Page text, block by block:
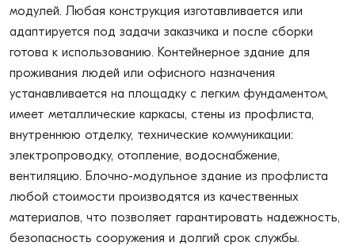
модулей. Любая конструкция изготавливается или
адаптируется под задачи заказчика и после сборки
готова к использованию. Контейнерное здание для
проживания людей или офисного назначения
устанавливается на площадку с легким фундаментом,
имеет металлические каркасы, стены из профлиста,
внутреннюю отделку, технические коммуникации:
электропроводку, отопление, водоснабжение,
вентиляцию. Блочно-модульное здание из профлиста
любой стоимости производятся из качественных
материалов, что позволяет гарантировать надежность,
безопасность сооружения и долгий срок службы.